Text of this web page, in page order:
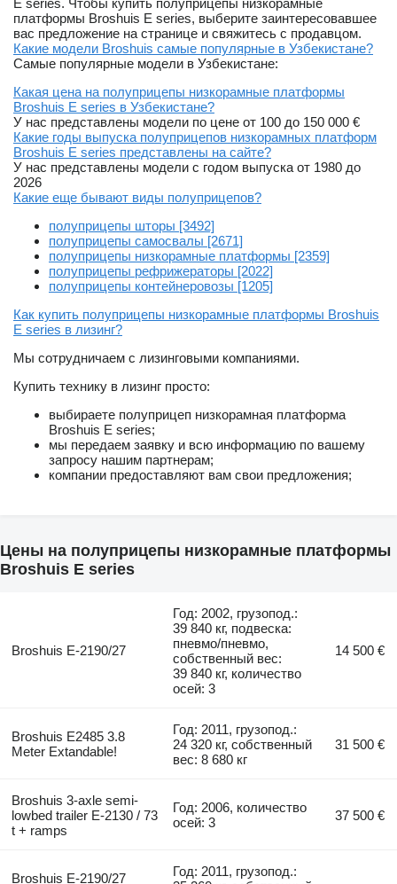
E series. Чтобы купить полуприцепы низкорамные
платформы Broshuis E series, выберите заинтересовавшее
вас предложение на странице и свяжитесь с продавцом.
Какие модели Broshuis самые популярные в Узбекистане?
Самые популярные модели в Узбекистане:
Какая цена на полуприцепы низкорамные платформы
Broshuis E series в Узбекистане?
У нас представлены модели по цене от 100 до 150 000 €
Какие годы выпуска полуприцепов низкорамных платформ
Broshuis E series представлены на сайте?
У нас представлены модели с годом выпуска от 1980 до
2026
Какие еще бывают виды полуприцепов?
полуприцепы шторы [3492]
полуприцепы самосвалы [2671]
полуприцепы низкорамные платформы [2359]
полуприцепы рефрижераторы [2022]
полуприцепы контейнеровозы [1205]
Как купить полуприцепы низкорамные платформы Broshuis
E series в лизинг?
Мы сотрудничаем с лизинговыми компаниями.
Купить технику в лизинг просто:
выбираете полуприцеп низкорамная платформа
Broshuis E series;
мы передаем заявку и всю информацию по вашему
запросу нашим партнерам;
компании предоставляют вам свои предложения;
Цены на полуприцепы низкорамные платформы
Broshuis E series
Broshuis E-2190/27
Год: 2002, грузопод.:
39 840 кг, подвеска:
пневмо/пневмо,
собственный вес:
39 840 кг, количество
осей: 3
14 500 €
Broshuis E2485 3.8
Meter Extandable!
Год: 2011, грузопод.:
24 320 кг, собственный
вес: 8 680 кг
31 500 €
Broshuis 3-axle semi-
lowbed trailer E-2130 / 73
t + ramps
Год: 2006, количество
осей: 3
37 500 €
Broshuis E-2190/27
Год: 2011, грузопод.: